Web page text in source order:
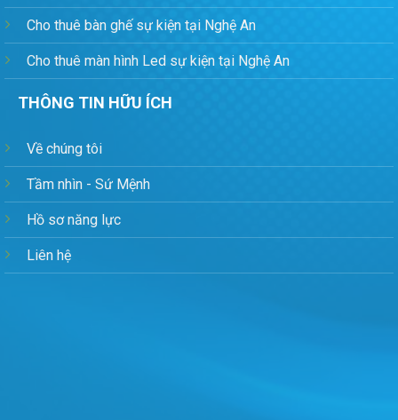
Cho thuê bàn ghế sự kiện tại Nghệ An
Cho thuê màn hình Led sự kiện tại Nghệ An
THÔNG TIN HỮU ÍCH
Về chúng tôi
Tầm nhìn - Sứ Mệnh
Hồ sơ năng lực
Liên hệ